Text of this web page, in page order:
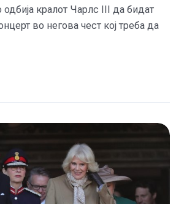
кралот Чарлс III да бидат
во негова чест кој треба да